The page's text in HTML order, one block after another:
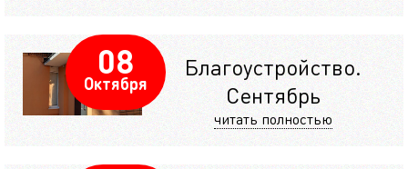
08
Октября
Благоустройство.
Сентябрь
читать полностью